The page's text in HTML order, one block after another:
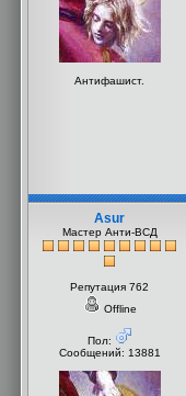
Антифашист.
Asur
Мастер Анти-ВСД
Репутация 762
Offline
Пол:
Сообщений: 13881